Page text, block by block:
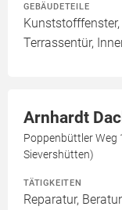
GEBÄUDETEILE
Terrassentür,
Arnhardt
Poppenbüttler Weg
Sievershütten)
TÄTIGKEITEN
Reparatur,